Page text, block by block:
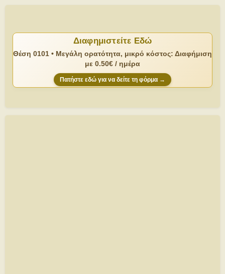
Διαφημιστείτε Εδώ
Θέση 0101 • Μεγάλη ορατότητα, μικρό κόστος: Διαφήμιση
με 0.50€ / ημέρα
Πατήστε εδώ για να δείτε τη φόρμα →